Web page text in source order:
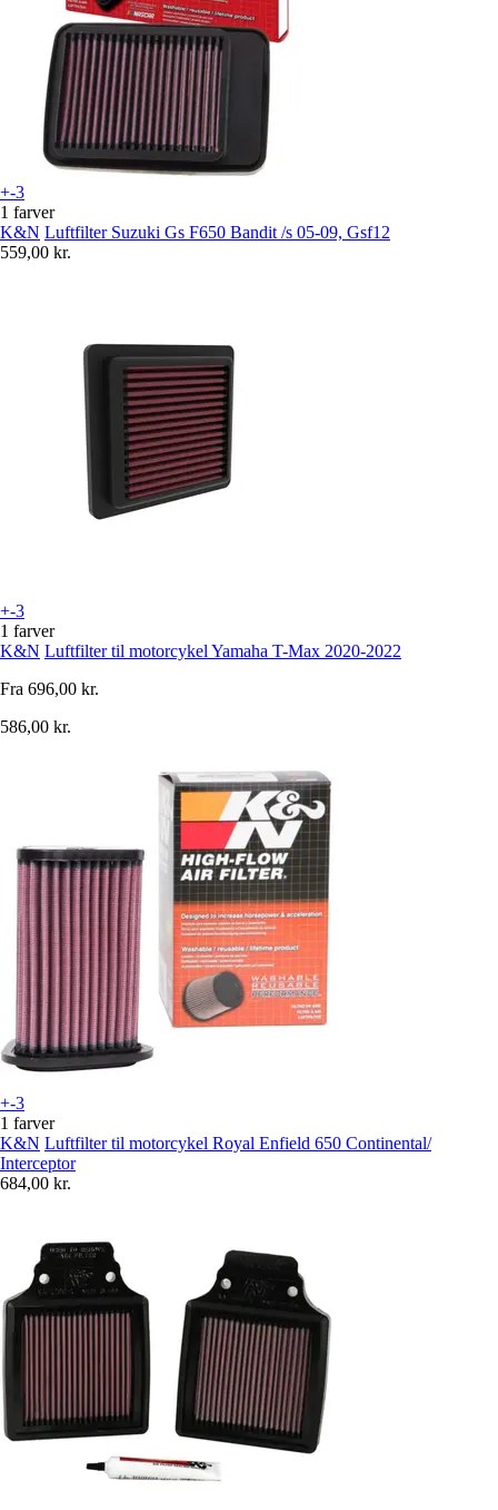
+-3
1 farver
K&N Luftfilter Suzuki Gs F650 Bandit /s 05-09, Gsf12
559,00 kr.
+-3
1 farver
K&N Luftfilter til motorcykel Yamaha T-Max 2020-2022
Fra 696,00 kr.
586,00 kr.
+-3
1 farver
K&N Luftfilter til motorcykel Royal Enfield 650 Continental/
Interceptor
684,00 kr.